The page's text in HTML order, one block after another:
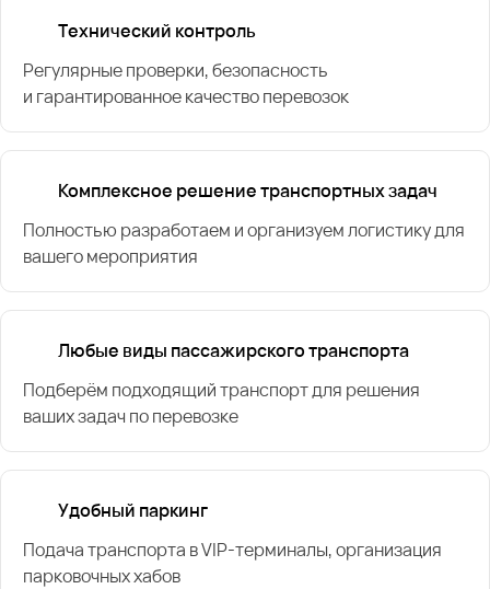
Технический контроль
Регулярные проверки, безопасность
и гарантированное качество перевозок
Комплексное решение транспортных задач
Полностью разработаем и организуем логистику для
вашего мероприятия
Любые виды пассажирского транспорта
Подберём подходящий транспорт для решения
ваших задач по перевозке
Удобный паркинг
Подача транспорта в VIP-терминалы, организация
парковочных хабов